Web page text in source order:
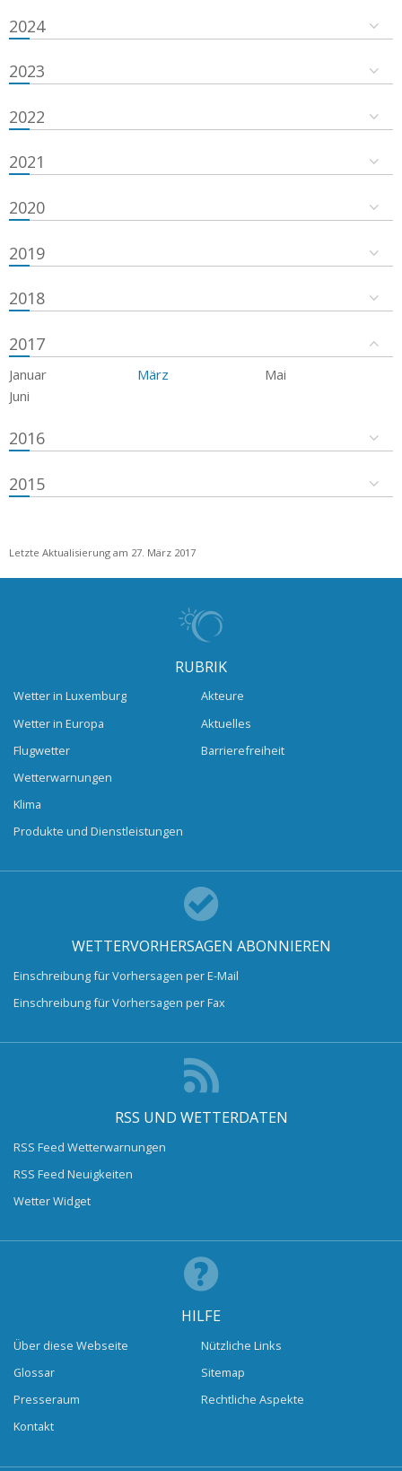
2024
2023
2022
2021
2020
2019
2018
2017
Januar März
Mai
Juni
2016
2015
Letzte Aktualisierung am 27. März 2017
RUBRIK
Wetter in Luxemburg
Wetter in Europa
Flugwetter
Wetterwarnungen
Klima
Produkte und Dienstleistungen
Akteure
Aktuelles
Barrierefreiheit
WETTERVORHERSAGEN ABONNIEREN
Einschreibung für Vorhersagen per E-Mail
Einschreibung für Vorhersagen per Fax
RSS UND WETTERDATEN
RSS Feed Wetterwarnungen
RSS Feed Neuigkeiten
Wetter Widget
HILFE
Über diese Webseite
Glossar
Presseraum
Kontakt
Nützliche Links
Sitemap
Rechtliche Aspekte